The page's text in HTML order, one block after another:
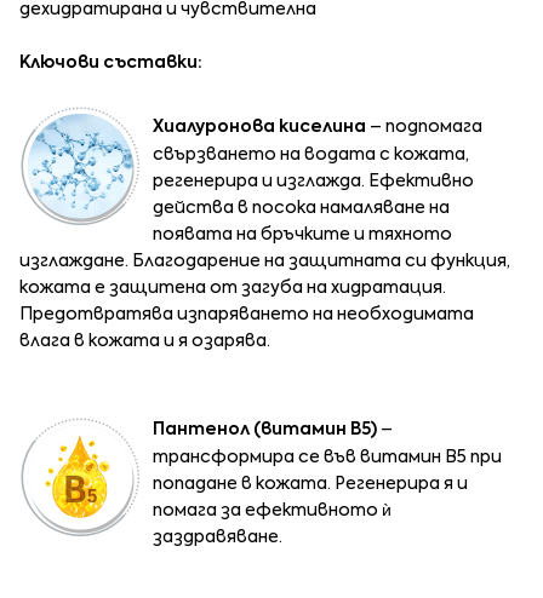
дехидратирана и чувствителна
Ключови съставки:
Хиалуронова киселина – подпомага
свързването на водата с кожата,
регенерира и изглажда. Ефективно
действа в посока намаляване на
появата на бръчките и тяхното
изглаждане. Благодарение на защитната си функция,
кожата е защитена от загуба на хидратация.
Предотвратява изпаряването на необходимата
влага в кожата и я озарява.
Пантенол (витамин B5) –
трансформира се във витамин B5 при
попадане в кожата. Регенерира я и
помага за ефективното ѝ
заздравяване.